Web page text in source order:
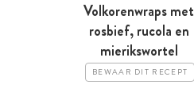
Volkorenwraps met
rosbief, rucola en
mierikswortel
BEWAAR DIT RECEPT